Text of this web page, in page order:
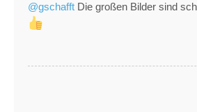
@gschafft Die großen Bilder sind